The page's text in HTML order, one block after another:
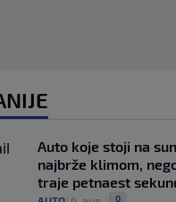
Auto koje stoji na
najbrže klimom,
traje petnaest
0